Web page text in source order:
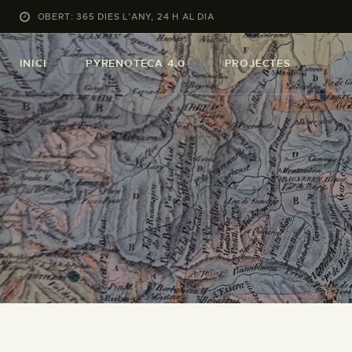
OBERT: 365 DIES L’ANY, 24 H AL DIA
INICI PYRENOTECA 4.0 PROJECTES